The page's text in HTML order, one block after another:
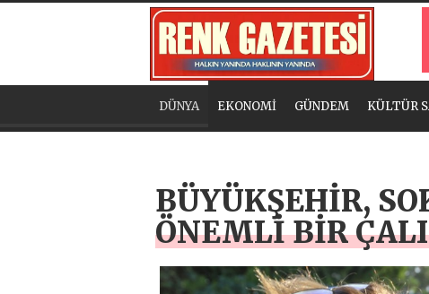
DÜNYA EKONOMİ GÜNDEM KÜLTÜR
BÜYÜKŞEHİR,
ÖNEMLİ BİR